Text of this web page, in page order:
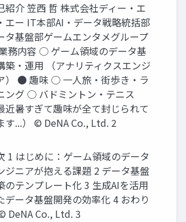
紹介 笠西 哲 株式会社ディー・エ
エー IT本部AI・データ戦略統括部
タ基盤部ゲームエンタメグループ
務内容 ○ ゲーム領域のデータ基
築・運用 （アナリティクスエンジ
） ● 趣味 ○ 一人旅・街歩き・ラ
ング ○ バドミントン・テニス
近暑すぎて趣味が全て封じられて
す...） © DeNA Co., Ltd. 2
1 はじめに：ゲーム領域のデータ
ジニアが抱える課題 2 データ基盤
のテンプレート化 3 生成AIを活用
データ基盤開発の効率化 4 おわり
DeNA Co., Ltd. 3